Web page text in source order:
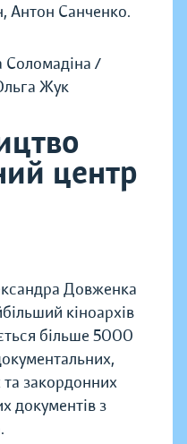
Антон Санченко.
Соломадіна /
Жук
центр
Довженка
кіноархів
більше 5000
та закордонних
документів з